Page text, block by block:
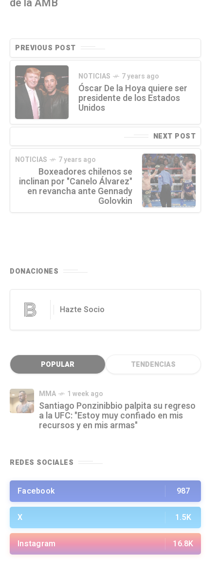
PREVIOUS POST
NOTICIAS 7 years ago
Óscar De la Hoya quiere ser
presidente de los Estados
Unidos
NEXT POST
NOTICIAS 7 years ago
Boxeadores chilenos se
inclinan por "Canelo Álvarez"
en revancha ante Gennady
Golovkin
DONACIONES
Hazte Socio
POPULAR TENDENCIAS
MMA 1 week ago
Santiago Ponzinibbio palpita su regreso
a la UFC: "Estoy muy confiado en mis
recursos y en mis armas"
REDES SOCIALES
Facebook 987
X 1.5K
Instagram 16.8K